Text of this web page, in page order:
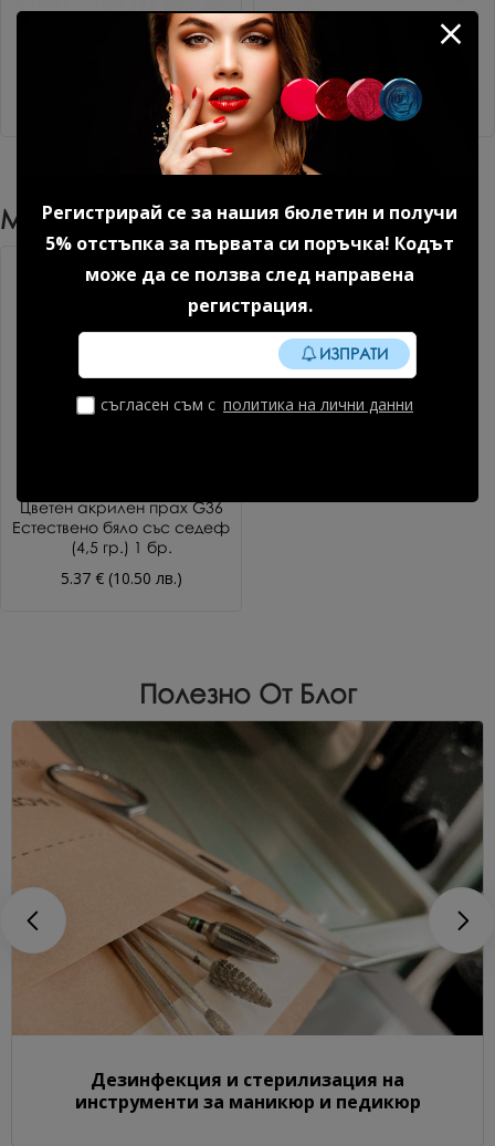
Регистрирай се за нашия бюлетин и получи
5% отстъпка за първата си поръчка! Кодът
може да се ползва след направена
регистрация.
ИЗПРАТИ
съгласен съм с политика на лични данни
Цветна каучукова основа
Jelly Green Зелен 8 мл.
11.76 € (23.00 лв.)
Гел лак №100 BW
Kласически черен 7 мл.
10.69 € (20.91 лв.)
Може Да Харесате Още
Цветен акрилен прах G36
Естествено бяло със седеф
(4,5 гр.) 1 бр.
5.37 € (10.50 лв.)
Полезно От Блог
Дезинфекция и стерилизация на
инструменти за маникюр и педикюр